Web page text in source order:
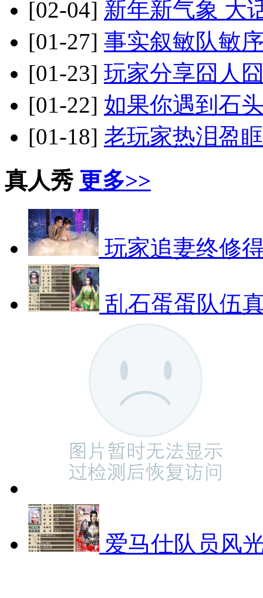
[02-04] 新年新气象 大
[01-27] 事实叙敏队敏
[01-23] 玩家分享囧人
[01-22] 如果你遇到石
[01-18] 老玩家热泪盈
真人秀 更多>>
玩家追妻终修
乱石蛋蛋队伍
爱马仕队员风